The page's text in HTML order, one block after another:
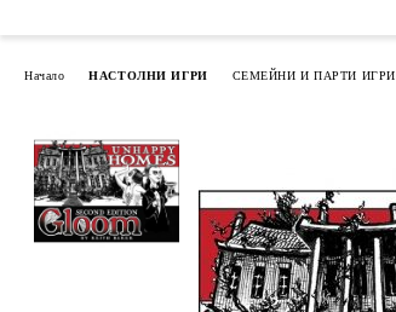
Начало НАСТОЛНИ ИГРИ СЕМЕЙНИ И ПАРТИ ИГРИ